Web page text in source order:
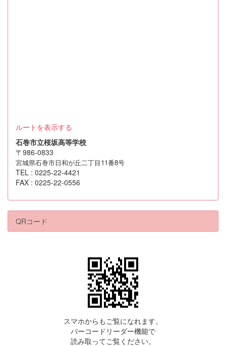
ルートを表示する
石巻市立桜坂高等学校
〒986-0833
宮城県石巻市日和が丘二丁目11番8号
TEL : 0225-22-4421
FAX : 0225-22-0556
QRコード
スマホからもご覧になれます。
バーコードリーダー機能で
読み取ってご覧ください。